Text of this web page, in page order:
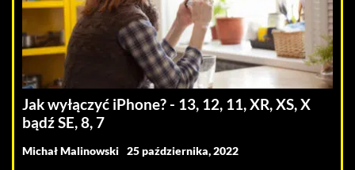
Jak wyłączyć iPhone? - 13, 12, 11, XR, XS, X
bądź SE, 8, 7
Michał Malinowski 25 października, 2022